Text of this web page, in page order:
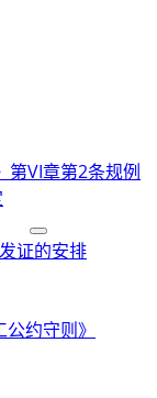
第VI章第2条规例
证的安排
约守则》